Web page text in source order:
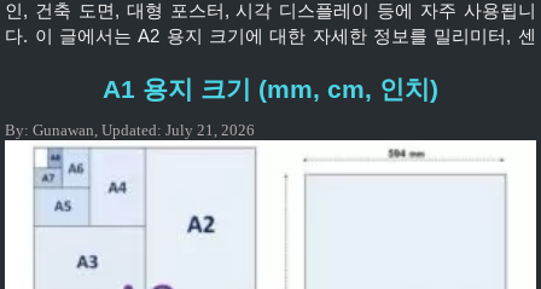
인, 건축 도면, 대형 포스터, 시각 디스플레이 등에 자주 사용됩니
다. 이 글에서는 A2 용지 크기에 대한 자세한 정보를 밀리미터, 센
설명합니다. 💡 A2 용지 크기는 얼마인가요? 다음은 미터법 단위로
다. A2 용지의 크기는 […]
A1 용지 크기 (mm, cm, 인치)
By:Gunawan,Updated:July 21, 2026